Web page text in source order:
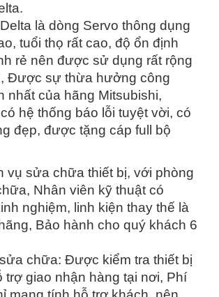
là dòng Servo thông dụng
tuổi thọ rất cao, độ ổn định
rẻ nên được sử dụng rất rộng
Được sự thừa hưởng công
nhất của hãng Mitsubishi,
hệ thống báo lỗi tuyệt vời, có
đẹp, được tặng cáp full bộ
vụ sửa chữa thiết bị, với phòng
Nhân viên kỹ thuật có
nghiệm, linh kiện thay thế là
Bảo hành cho quý khách 6
chữa: Được kiểm tra thiết bị
trợ giao nhận hàng tại nơi, Phí